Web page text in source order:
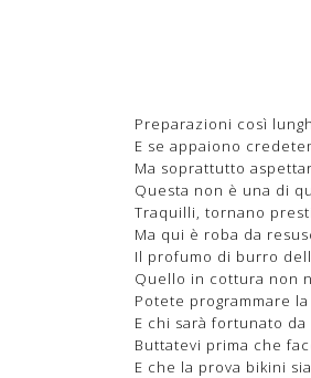
Preparazioni così
E se appaiono
Ma soprattutto
Questa non è una di
Traquilli, tornano
Ma qui è roba da
Il profumo di burro
Quello in cottura non
Potete programmare
E chi sarà fortunato
Buttatevi prima che
E che la prova bikini